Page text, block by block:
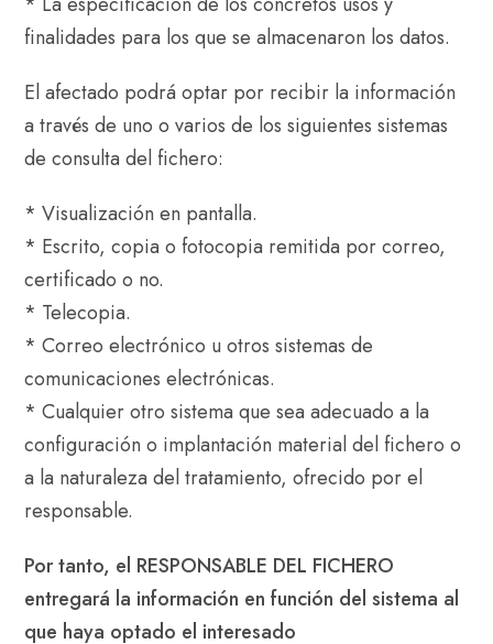
finalidades para los que se almacenaron los datos.
El afectado podrá optar por recibir la información
a través de uno o varios de los siguientes sistemas
de consulta del fichero:
* Visualización en pantalla.
* Escrito, copia o fotocopia remitida por correo,
certificado o no.
* Telecopia.
* Correo electrónico u otros sistemas de
comunicaciones electrónicas.
* Cualquier otro sistema que sea adecuado a la
configuración o implantación material del fichero o
a la naturaleza del tratamiento, ofrecido por el
responsable.
Por tanto, el RESPONSABLE DEL FICHERO
entregará la información en función del sistema al
que haya optado el interesado